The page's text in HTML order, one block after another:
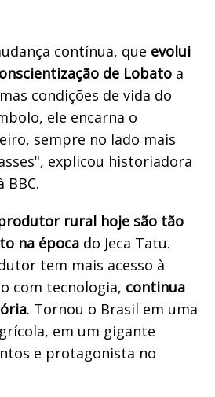
contínua, que evolui
de Lobato a
condições de vida do
ele encarna o
sempre no lado mais
explicou historiadora
BBC.
rural hoje são tão
na época do Jeca Tatu.
tem mais acesso à
com tecnologia, continua
. Tornou o Brasil em uma
em um gigante
e protagonista no